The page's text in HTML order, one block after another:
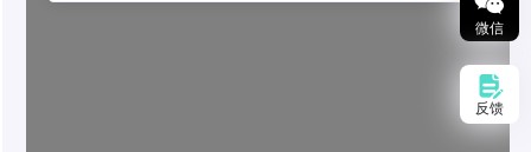
在线音频音量调整，支持0%到300%音量调整。支持
wav、mp3输出。无需下载客户端在线可视化编辑音
微信
反馈